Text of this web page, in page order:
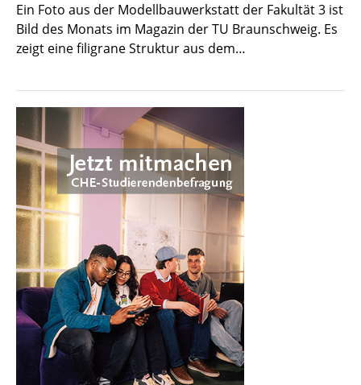
Ein Foto aus der Modellbauwerkstatt der Fakultät 3 ist
Bild des Monats im Magazin der TU Braunschweig. Es
zeigt eine filigrane Struktur aus dem…